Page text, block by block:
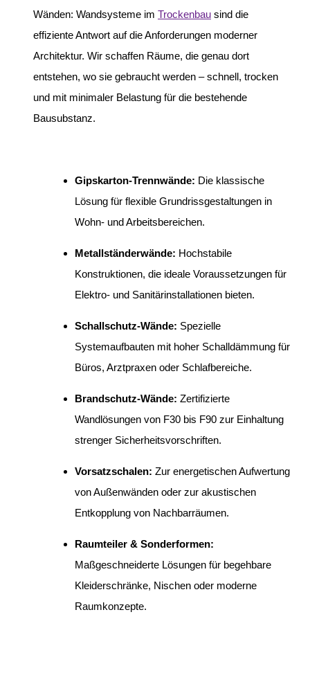
Wänden: Wandsysteme im Trockenbau sind die
effiziente Antwort auf die Anforderungen moderner
Architektur. Wir schaffen Räume, die genau dort
entstehen, wo sie gebraucht werden – schnell, trocken
und mit minimaler Belastung für die bestehende
Bausubstanz.
Gipskarton-Trennwände: Die klassische
Lösung für flexible Grundrissgestaltungen in
Wohn- und Arbeitsbereichen.
Metallständerwände: Hochstabile
Konstruktionen, die ideale Voraussetzungen für
Elektro- und Sanitärinstallationen bieten.
Schallschutz-Wände: Spezielle
Systemaufbauten mit hoher Schalldämmung für
Büros, Arztpraxen oder Schlafbereiche.
Brandschutz-Wände: Zertifizierte
Wandlösungen von F30 bis F90 zur Einhaltung
strenger Sicherheitsvorschriften.
Vorsatzschalen: Zur energetischen Aufwertung
von Außenwänden oder zur akustischen
Entkopplung von Nachbarräumen.
Raumteiler & Sonderformen:
Maßgeschneiderte Lösungen für begehbare
Kleiderschränke, Nischen oder moderne
Raumkonzepte.